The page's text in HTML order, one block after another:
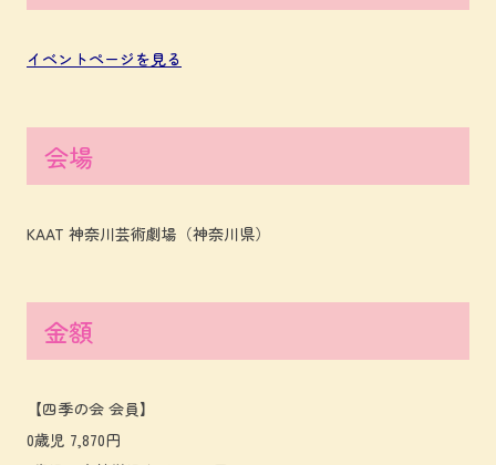
イベントページを見る
会場
KAAT 神奈川芸術劇場（神奈川県）
金額
【四季の会 会員】
0歳児 7,870円